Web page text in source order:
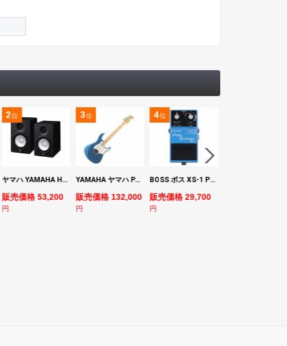
2位
ヤマハ YAMAHA HS7 パワードスタジオモニタースピーカー×2本
販売価格 53,200
円
3位
YAMAHA ヤマハ PACS+12M SB Pacifica Standard Plus パシフィカスタンダードプラス エレキギター
販売価格 132,000
円
4位
BOSS ボス XS-1 Poly Shifter ギターエフェクター ピッチシフター
販売価格 29,700
円